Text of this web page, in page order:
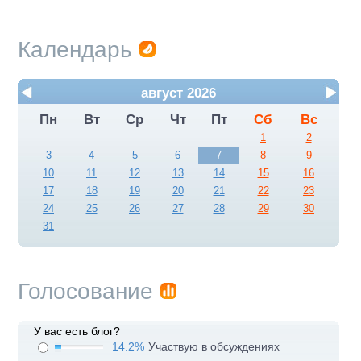
Календарь
август 2026
Пн
Вт Ср Чт Пт Сб Вс
1
2
3
4 5 6 7 8
9
10
11 12 13 14 15
16
17
18 19 20 21 22
23
24
25 26 27 28 29
30
31
Голосование
У вас есть блог?
14.2% Участвую в обсуждениях